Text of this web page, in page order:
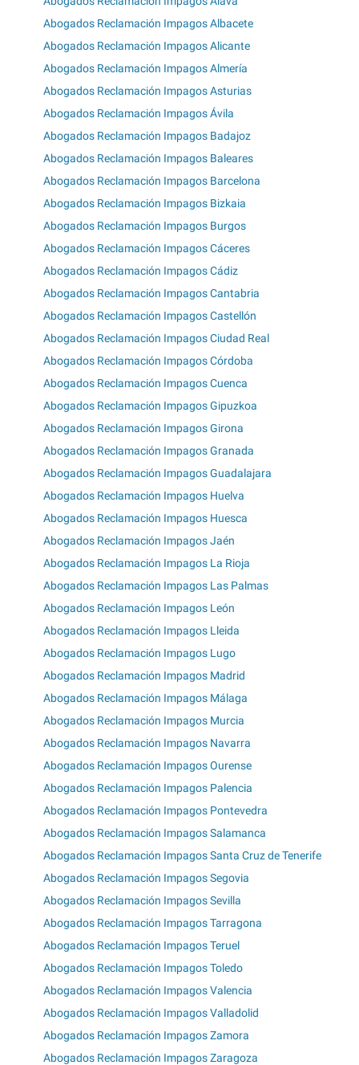
Abogados Reclamación Impagos Albacete
Abogados Reclamación Impagos Alicante
Abogados Reclamación Impagos Almería
Abogados Reclamación Impagos Asturias
Abogados Reclamación Impagos Ávila
Abogados Reclamación Impagos Badajoz
Abogados Reclamación Impagos Baleares
Abogados Reclamación Impagos Barcelona
Abogados Reclamación Impagos Bizkaia
Abogados Reclamación Impagos Burgos
Abogados Reclamación Impagos Cáceres
Abogados Reclamación Impagos Cádiz
Abogados Reclamación Impagos Cantabria
Abogados Reclamación Impagos Castellón
Abogados Reclamación Impagos Ciudad Real
Abogados Reclamación Impagos Córdoba
Abogados Reclamación Impagos Cuenca
Abogados Reclamación Impagos Gipuzkoa
Abogados Reclamación Impagos Girona
Abogados Reclamación Impagos Granada
Abogados Reclamación Impagos Guadalajara
Abogados Reclamación Impagos Huelva
Abogados Reclamación Impagos Huesca
Abogados Reclamación Impagos Jaén
Abogados Reclamación Impagos La Rioja
Abogados Reclamación Impagos Las Palmas
Abogados Reclamación Impagos León
Abogados Reclamación Impagos Lleida
Abogados Reclamación Impagos Lugo
Abogados Reclamación Impagos Madrid
Abogados Reclamación Impagos Málaga
Abogados Reclamación Impagos Murcia
Abogados Reclamación Impagos Navarra
Abogados Reclamación Impagos Ourense
Abogados Reclamación Impagos Palencia
Abogados Reclamación Impagos Pontevedra
Abogados Reclamación Impagos Salamanca
Abogados Reclamación Impagos Santa Cruz de Tenerife
Abogados Reclamación Impagos Segovia
Abogados Reclamación Impagos Sevilla
Abogados Reclamación Impagos Tarragona
Abogados Reclamación Impagos Teruel
Abogados Reclamación Impagos Toledo
Abogados Reclamación Impagos Valencia
Abogados Reclamación Impagos Valladolid
Abogados Reclamación Impagos Zamora
Abogados Reclamación Impagos Zaragoza